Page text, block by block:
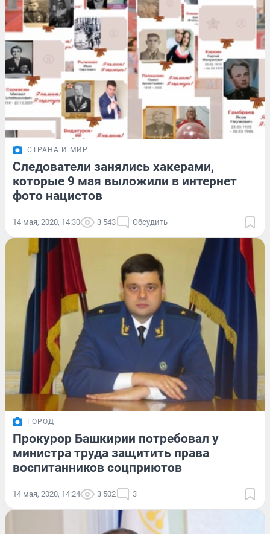
СТРАНА И МИР
Следователи занялись хакерами,
которые 9 мая выложили в интернет
фото нацистов
14 мая, 2020, 14:30 3 543 Обсудить
ГОРОД
Прокурор Башкирии потребовал у
министра труда защитить права
воспитанников соцприютов
14 мая, 2020, 14:24 3 502 3